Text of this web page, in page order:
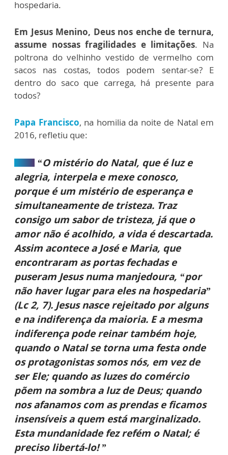
hospedaria.
Em Jesus Menino, Deus nos enche de ternura,
assume nossas fragilidades e limitações. Na
poltrona do velhinho vestido de vermelho com
sacos nas costas, todos podem sentar-se? E
dentro do saco que carrega, há presente para
todos?
Papa Francisco, na homilia da noite de Natal em
2016, refletiu que:
“O mistério do Natal, que é luz e
alegria, interpela e mexe conosco,
porque é um mistério de esperança e
simultaneamente de tristeza. Traz
consigo um sabor de tristeza, já que o
amor não é acolhido, a vida é descartada.
Assim acontece a José e Maria, que
encontraram as portas fechadas e
puseram Jesus numa manjedoura, “por
não haver lugar para eles na hospedaria”
(Lc 2, 7). Jesus nasce rejeitado por alguns
e na indiferença da maioria. E a mesma
indiferença pode reinar também hoje,
quando o Natal se torna uma festa onde
os protagonistas somos nós, em vez de
ser Ele; quando as luzes do comércio
põem na sombra a luz de Deus; quando
nos afanamos com as prendas e ficamos
insensíveis a quem está marginalizado.
Esta mundanidade fez refém o Natal; é
preciso libertá-lo! ”